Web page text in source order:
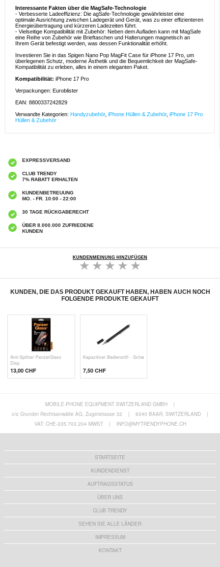
Interessante Fakten über die MagSafe-Technologie
- Verbesserte Ladeeffizienz: Die agSafe-Technologie gewährleistet eine
optimale Ausrichtung zwischen Ladegerät und Gerät, was zu einer effizienteren
Energieübertragung und kürzeren Ladezeiten führt.
- Vielseitige Kompatibilität mit Zubehör: Neben dem Aufladen kann mit MagSafe
eine Reihe von Zubehör wie Brieftaschen und Halterungen magnetisch an
Ihrem Gerät befestigt werden, was dessen Funktionalität erhöht.
Investieren Sie in das Spigen Nano Pop MagFit Case für iPhone 17 Pro, um
überlegenen Schutz, moderne Ästhetik und die Bequemlichkeit der MagSafe-
Kompatibilität zu erleben, alles in einem eleganten Paket.
Kompatibilität: iPhone 17 Pro
Verpackungen: Euroblister
EAN: 8800337242829
Verwandte Kategorien: Handyzubehör, iPhone Hüllen & Zubehör, iPhone 17 Pro
Hüllen & Zubehör
EXPRESSVERSAND
CLUB TRENDY
7% RABATT ERHALTEN
KUNDENBETREUUNG
MO. - FR. 10:00 - 22:00
30 TAGE RÜCKGABERECHT
ÜBER 8.000.000 ZUFRIEDENE
KUNDEN
KUNDENMEINUNG HINZUFÜGEN
KUNDEN, DIE DAS PRODUKT GEKAUFT HABEN, HABEN AUCH NOCH
FOLGENDE PRODUKTE GEKAUFT
Anti-Splitter PanzerGlass
Disp
13,00 CHF
Kapazitiver Bedienstift - Schw
7,50 CHF
MOBILE-PHONE EQUIPMENT SWITZERLAND GMBH
|
c/o Grunder Rechtsanwälte AG, Zugerstrasse 32
| 6340 BAAR, SWITZERLAND
|
VAT: CHE-335.703.204 MWST
| INFO@MYTRENDYPHONE.CH
STARTSEITE
KUNDENDIENST
AUFTRAGSSTATUS
ÜBER UNS
CLUB TRENDY
SEHEN SIE ALLE LÄNDER
IMPRESSUM
KONTAKT